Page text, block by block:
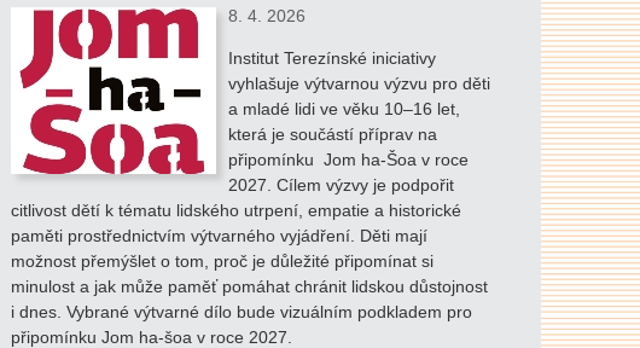
8. 4. 2026
Institut Terezínské iniciativy
vyhlašuje výtvarnou výzvu pro děti
a mladé lidi ve věku 10–16 let,
která je součástí příprav na
připomínku Jom ha-Šoa v roce
2027. Cílem výzvy je podpořit
citlivost dětí k tématu lidského utrpení, empatie a historické
paměti prostřednictvím výtvarného vyjádření. Děti mají
možnost přemýšlet o tom, proč je důležité připomínat si
minulost a jak může paměť pomáhat chránit lidskou důstojnost
i dnes. Vybrané výtvarné dílo bude vizuálním podkladem pro
připomínku Jom ha-šoa v roce 2027.